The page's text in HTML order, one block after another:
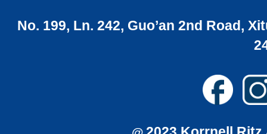
No. 199, Ln. 242, Guo’an 2nd Road,